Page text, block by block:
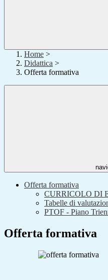
Home >
Didattica >
Offerta formativa
Offerta formativa
CURRICOLO DI
Tabelle di
PTOF - Piano
Offerta formativa